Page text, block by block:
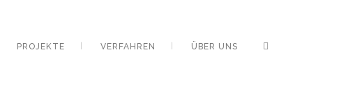
PROJEKTE VERFAHREN ÜBER UNS